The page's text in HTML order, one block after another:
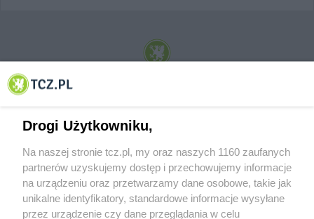
© 2001-2026 Tczew - TCZ.PL Sp. z o.o. Internetowy Serwis Informacyjny Miasta
Drogi Użytkowniku,
Na naszej stronie tcz.pl, my oraz naszych 1160 zaufanych
partnerów uzyskujemy dostęp i przechowujemy informacje
na urządzeniu oraz przetwarzamy dane osobowe, takie jak
unikalne identyfikatory, standardowe informacje wysyłane
przez urządzenie czy dane przeglądania w celu